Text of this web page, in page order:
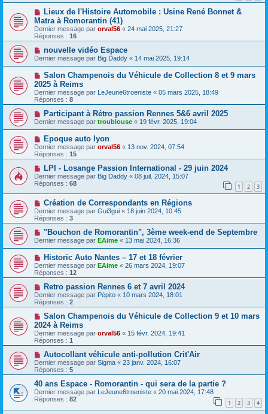
Lieux de l'Histoire Automobile : Usine René Bonnet &
Matra à Romorantin (41)
Dernier message par orval56 « 24 mai 2025, 21:27
Réponses : 16
nouvelle vidéo Espace
Dernier message par Big Daddy « 14 mai 2025, 19:14
Salon Champenois du Véhicule de Collection 8 et 9 mars
2025 à Reims
Dernier message par LeJeune6troeniste « 05 mars 2025, 18:49
Réponses : 8
Participant à Rétro passion Rennes 5&6 avril 2025
Dernier message par troublouse « 19 févr. 2025, 19:04
Epoque auto lyon
Dernier message par orval56 « 13 nov. 2024, 07:54
Réponses : 15
LPI - Losange Passion International - 29 juin 2024
Dernier message par Big Daddy « 08 juil. 2024, 15:07
Réponses : 68 1 2 3
Création de Correspondants en Régions
Dernier message par Gui3gui « 18 juin 2024, 10:45
Réponses : 3
"Bouchon de Romorantin", 3ème week-end de Septembre
Dernier message par EAime « 13 mai 2024, 16:36
Historic Auto Nantes – 17 et 18 février
Dernier message par EAime « 26 mars 2024, 19:07
Réponses : 12
Retro passion Rennes 6 et 7 avril 2024
Dernier message par Pépito « 10 mars 2024, 18:01
Réponses : 2
Salon Champenois du Véhicule de Collection 9 et 10 mars
2024 à Reims
Dernier message par orval56 « 15 févr. 2024, 19:41
Réponses : 1
Autocollant véhicule anti-pollution Crit'Air
Dernier message par Sigma « 23 janv. 2024, 16:07
Réponses : 5
40 ans Espace - Romorantin - qui sera de la partie ?
Dernier message par LeJeune6troeniste « 20 mai 2024, 17:48
Réponses : 82 1 2 3 4